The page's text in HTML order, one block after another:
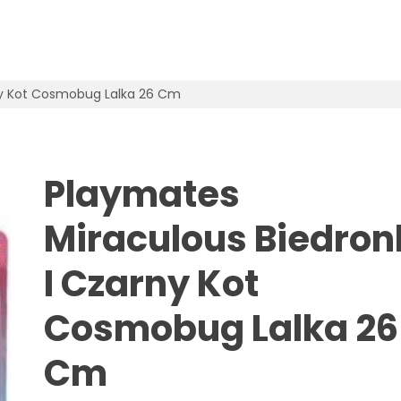
Kot Cosmobug Lalka 26 Cm
Playmates
Miraculous
I Czarny Kot
Cosmobug Lalka 26
Cm